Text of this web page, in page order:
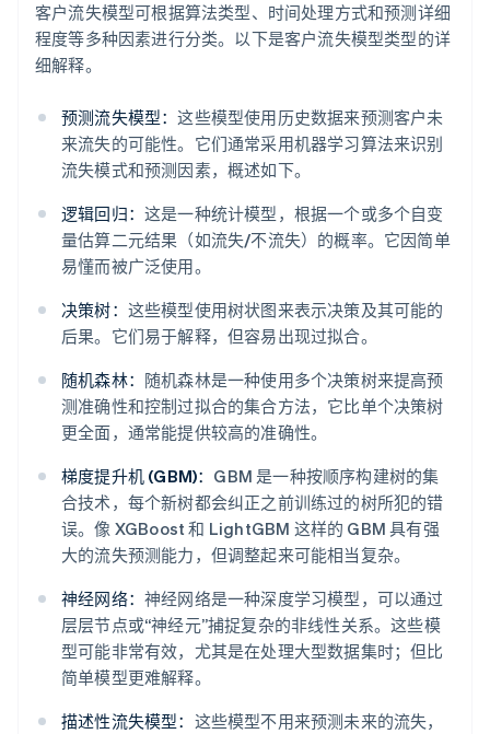
客户流失模型可根据算法类型、时间处理方式和预测详细
程度等多种因素进行分类。以下是客户流失模型类型的详
细解释。
预测流失模型：这些模型使用历史数据来预测客户未
来流失的可能性。它们通常采用机器学习算法来识别
流失模式和预测因素，概述如下。
逻辑回归： 这是一种统计模型，根据一个或多个自变
量估算二元结果（如流失/不流失）的概率。它因简单
易懂而被广泛使用。
决策树： 这些模型使用树状图来表示决策及其可能的
后果。它们易于解释，但容易出现过拟合。
随机森林： 随机森林是一种使用多个决策树来提高预
测准确性和控制过拟合的集合方法，它比单个决策树
更全面，通常能提供较高的准确性。
梯度提升机 (GBM)： GBM 是一种按顺序构建树的集
合技术，每个新树都会纠正之前训练过的树所犯的错
误。像 XGBoost 和 LightGBM 这样的 GBM 具有强
大的流失预测能力，但调整起来可能相当复杂。
神经网络： 神经网络是一种深度学习模型，可以通过
层层节点或“神经元”捕捉复杂的非线性关系。这些模
型可能非常有效，尤其是在处理大型数据集时；但比
简单模型更难解释。
描述性流失模型： 这些模型不用来预测未来的流失，